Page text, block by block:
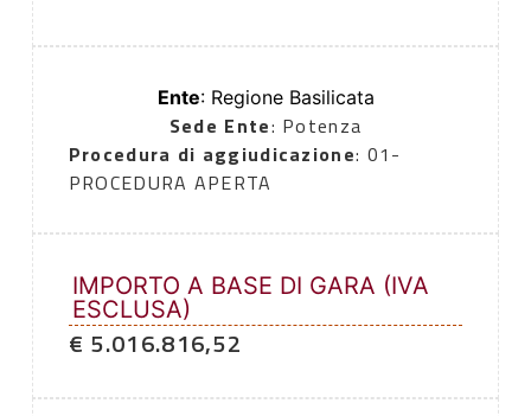
Ente: Regione Basilicata
Sede Ente: Potenza
Procedura di aggiudicazione: 01-
PROCEDURA APERTA
IMPORTO A BASE DI GARA (IVA
ESCLUSA)
€ 5.016.816,52